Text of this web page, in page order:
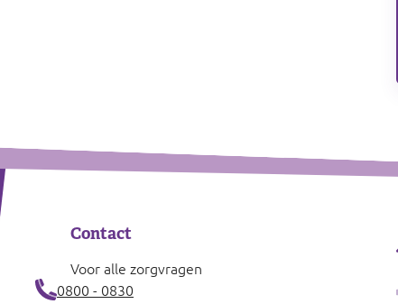
Contact
Voor alle zorgvragen
0800 - 0830